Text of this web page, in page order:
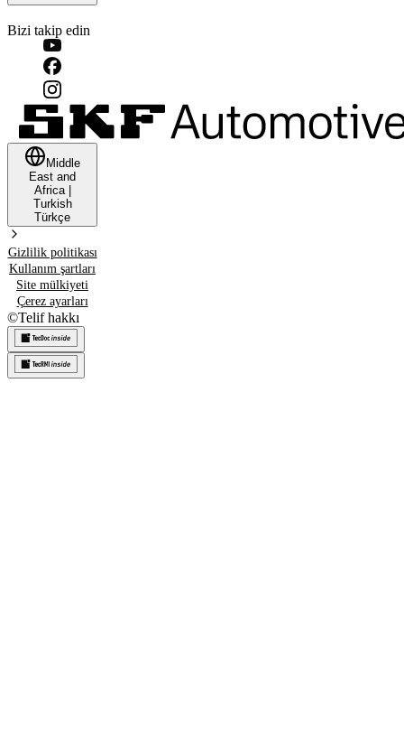
Bizi takip edin
Middle
East and
Africa|
Turkish
Türkçe
Gizlilik politikası
Kullanım şartları
Site mülkiyeti
Çerez ayarları
©Telif hakkı